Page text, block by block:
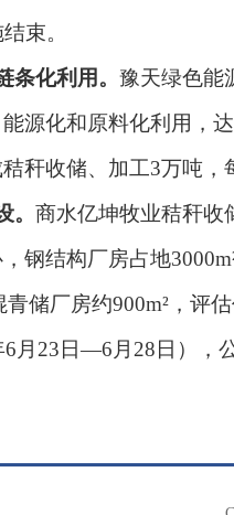
束。
条化利用。 豫天绿色能
源化和原料化利用
秆收储、加工3万吨
商水亿坤牧业秸秆收
钢结构厂房占地
青储厂房约900m²，评
23日—6月28日），公